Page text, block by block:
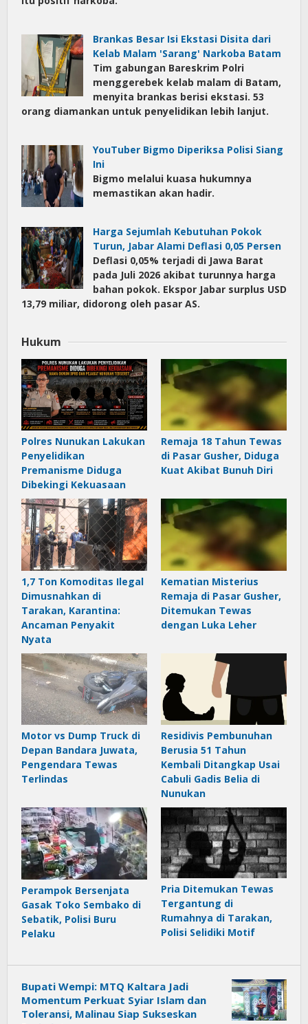
Brankas Besar Isi Ekstasi Disita dari
Kelab Malam 'Sarang' Narkoba Batam
Tim gabungan Bareskrim Polri
menggerebek kelab malam di Batam,
menyita brankas berisi ekstasi. 53
orang diamankan untuk penyelidikan lebih lanjut.
YouTuber Bigmo Diperiksa Polisi Siang
Ini
Bigmo melalui kuasa hukumnya
memastikan akan hadir.
Harga Sejumlah Kebutuhan Pokok
Turun, Jabar Alami Deflasi 0,05 Persen
Deflasi 0,05% terjadi di Jawa Barat
pada Juli 2026 akibat turunnya harga
bahan pokok. Ekspor Jabar surplus USD
13,79 miliar, didorong oleh pasar AS.
Hukum
Polres Nunukan Lakukan
Penyelidikan
Premanisme Diduga
Dibekingi Kekuasaan
Remaja 18 Tahun Tewas
di Pasar Gusher, Diduga
Kuat Akibat Bunuh Diri
1,7 Ton Komoditas Ilegal
Dimusnahkan di
Tarakan, Karantina:
Ancaman Penyakit
Nyata
Kematian Misterius
Remaja di Pasar Gusher,
Ditemukan Tewas
dengan Luka Leher
Motor vs Dump Truck di
Depan Bandara Juwata,
Pengendara Tewas
Terlindas
Residivis Pembunuhan
Berusia 51 Tahun
Kembali Ditangkap Usai
Cabuli Gadis Belia di
Nunukan
Perampok Bersenjata
Gasak Toko Sembako di
Sebatik, Polisi Buru
Pelaku
Pria Ditemukan Tewas
Tergantung di
Rumahnya di Tarakan,
Polisi Selidiki Motif
Bupati Wempi: MTQ Kaltara Jadi
Momentum Perkuat Syiar Islam dan
Toleransi, Malinau Siap Sukseskan